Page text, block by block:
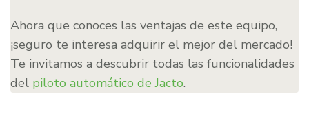
Ahora que conoces las ventajas de este equipo,
¡seguro te interesa adquirir el mejor del mercado!
Te invitamos a descubrir todas las funcionalidades
del piloto automático de Jacto.